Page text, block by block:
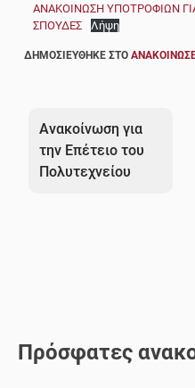
ΑΝΑΚΟΙΝΩΣΗ ΥΠΟΤΡΟΦΙΩΝ
ΣΠΟΥΔΕΣ
Λήψη
ΔΗΜΟΣΙΕΎΘΗΚΕ ΣΤΟ
άρθρων
Ανακοίνωση για
την Επέτειο του
Πολυτεχνείου
Πρόσφατες